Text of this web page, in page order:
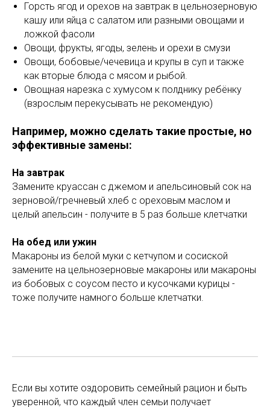
Горсть ягод и орехов на завтрак в цельнозерновую
кашу или яйца с салатом или разными овощами и
ложкой фасоли
Овощи, фрукты, ягоды, зелень и орехи в смузи
Овощи, бобовые/чечевица и крупы в суп и также
как вторые блюда с мясом и рыбой.
Овощная нарезка с хумусом к полднику ребёнку
(взрослым перекусывать не рекомендую)
Например, можно сделать такие простые, но
эффективные замены:
На завтрак
Замените круассан с джемом и апельсиновый сок на
зерновой/гречневый хлеб с ореховым маслом и
целый апельсин - получите в 5 раз больше клетчатки
На обед или ужин
Макароны из белой муки с кетчупом и сосиской
замените на цельнозерновые макароны или макароны
из бобовых с соусом песто и кусочками курицы -
тоже получите намного больше клетчатки.
Если вы хотите оздоровить семейный рацион и быть
уверенной, что каждый член семьи получает